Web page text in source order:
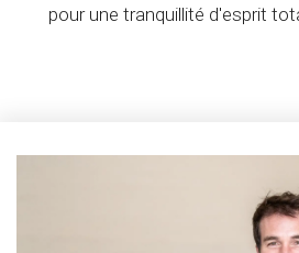
pour une tranquillité d'esprit